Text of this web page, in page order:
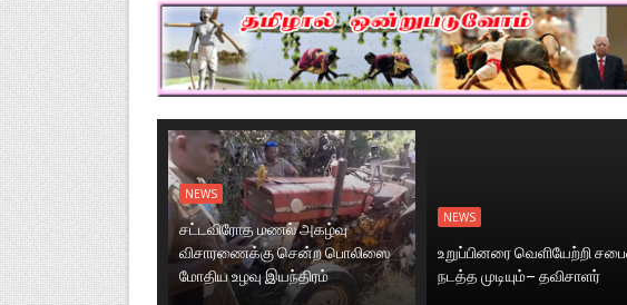
NEWS
சட்டவிரோத மணல் அகழ்வு
விசாரணைக்கு சென்ற பொலிஸை
மோதிய உழவு இயந்திரம்
NEWS
உறுப்பினரை வெளியேற்றி
நடத்த முடியும்– தவிசாளர்